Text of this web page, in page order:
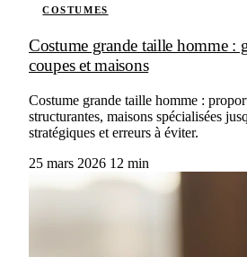
COSTUMES
Costume grande taille homme :
coupes et maisons
Costume grande taille homme :
structurantes, maisons spécialisées
stratégiques et erreurs à éviter.
25 mars 2026 12 min